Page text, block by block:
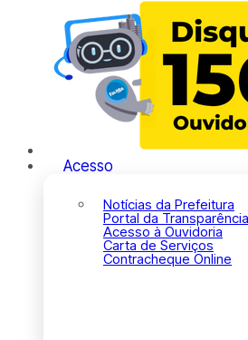
Acesso
Notícias da Prefeitura
Portal da Transparência
Acesso à Ouvidoria
Carta de Serviços
Contracheque Online